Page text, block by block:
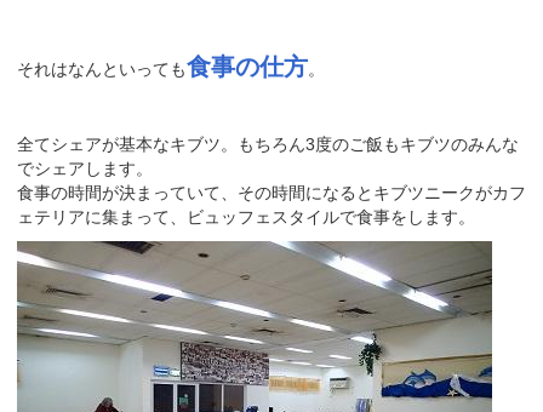
それはなんといっても食事の仕方。
全てシェアが基本なキブツ。もちろん3度のご飯もキブツのみんな
でシェアします。
食事の時間が決まっていて、その時間になるとキブツニークがカフ
ェテリアに集まって、ビュッフェスタイルで食事をします。